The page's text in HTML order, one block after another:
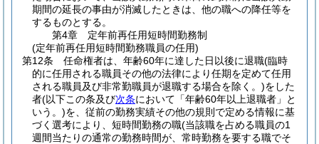
期間の延長の事由が消滅したときは、他の職への降任等を
するものとする。
第4章
定年前再任用短時間勤務制
(定年前再任用短時間勤務職員の任用)
第12条
任命権者は、年齢60年に達した日以後に退職(臨時
的に任用される職員その他の法律により任期を定めて任用
される職員及び非常勤職員が退職する場合を除く。)をした
者(以下この条及び次条において「年齢60年以上退職者」と
いう。)を、従前の勤務実績その他の規則で定める情報に基
づく選考により、短時間勤務の職(当該職を占める職員の1
週間当たりの通常の勤務時間が、常時勤務を要する職でそ